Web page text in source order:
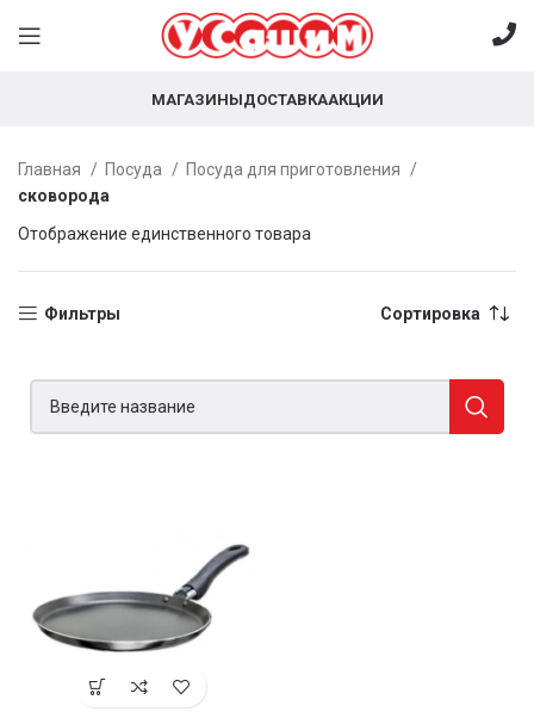
МАГАЗИНЫДОСТАВКААКЦИИ
Главная Посуда
Посуда для приготовления
сковорода
Отображение единственного товара
Фильтры Сортировка